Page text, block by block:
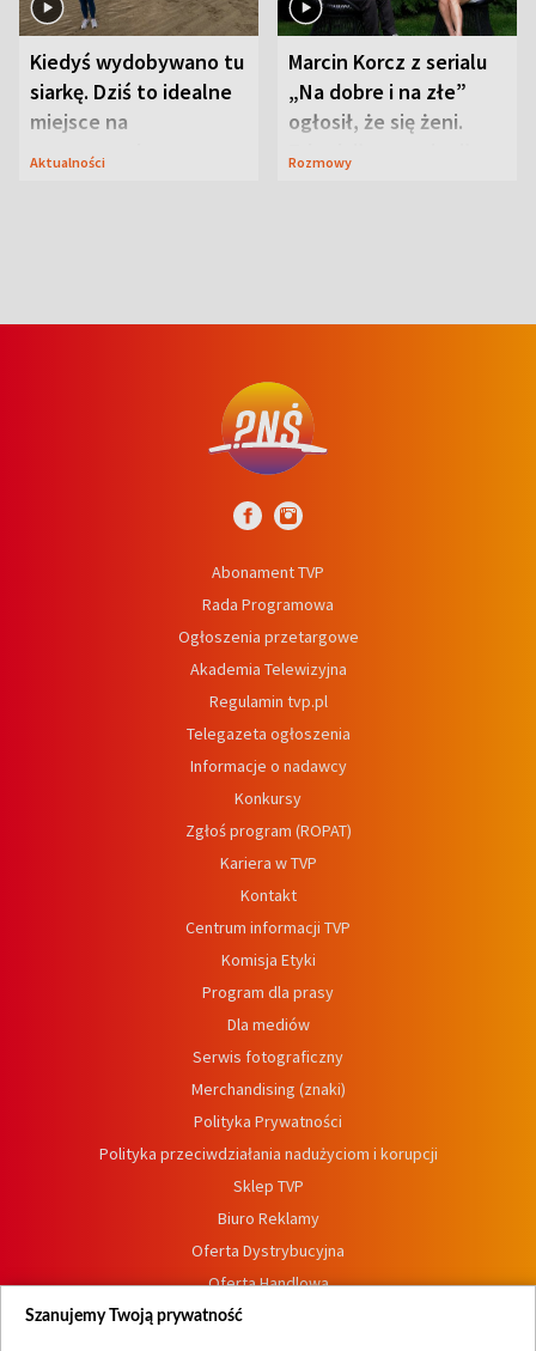
Kiedyś wydobywano tu
siarkę. Dziś to idealne
miejsce na
wypoczynek
Aktualności
Marcin Korcz z serialu
„Na dobre i na złe”
ogłosił, że się żeni.
Zdradził, co zmienił
Rozmowy
Abonament TVP
Rada Programowa
Ogłoszenia przetargowe
Akademia Telewizyjna
Regulamin tvp.pl
Telegazeta ogłoszenia
Informacje o nadawcy
Konkursy
Zgłoś program (ROPAT)
Kariera w TVP
Kontakt
Centrum informacji TVP
Komisja Etyki
Program dla prasy
Dla mediów
Serwis fotograficzny
Merchandising (znaki)
Polityka Prywatności
Polityka przeciwdziałania nadużyciom i korupcji
Sklep TVP
Biuro Reklamy
Oferta Dystrybucyjna
Oferta Handlowa
Dostępność
Szanujemy Twoją prywatność